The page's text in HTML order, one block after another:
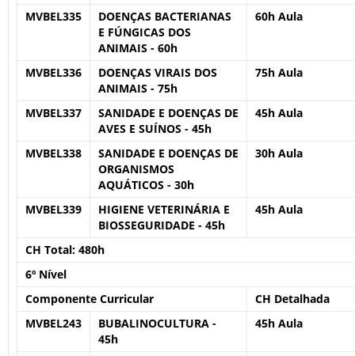
MVBEL335
DOENÇAS BACTERIANAS
E FÚNGICAS DOS
ANIMAIS - 60h
60h Aula
MVBEL336
DOENÇAS VIRAIS DOS
ANIMAIS - 75h
75h Aula
MVBEL337
SANIDADE E DOENÇAS DE
AVES E SUÍNOS - 45h
45h Aula
MVBEL338
SANIDADE E DOENÇAS DE
ORGANISMOS
AQUÁTICOS - 30h
30h Aula
MVBEL339
HIGIENE VETERINÁRIA E
BIOSSEGURIDADE - 45h
45h Aula
CH Total: 480h
6º Nível
Componente Curricular
CH Detalhada
MVBEL243
BUBALINOCULTURA -
45h
45h Aula